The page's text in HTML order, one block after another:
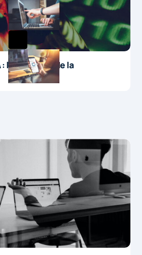
le paradoxe de la